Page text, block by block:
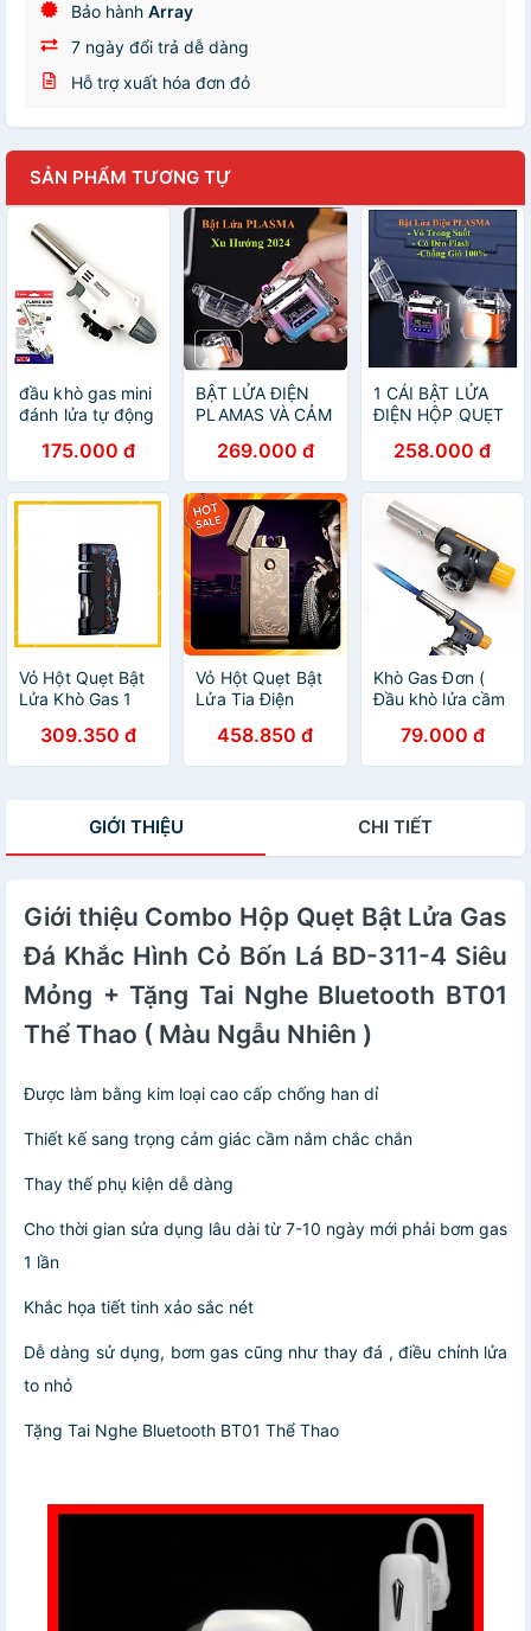
Bảo hành Array
7 ngày đổi trả dễ dàng
Hỗ trợ xuất hóa đơn đỏ
SẢN PHẨM TƯƠNG TỰ
đầu khò gas mini
đánh lửa tự động
175.000 đ
BẬT LỬA ĐIỆN
PLAMAS VÀ CẢM
CÓ ĐÈN LED
CHỐNG NƯỚC
PIN KHỦNG
SANG TRỌNG
ĐẸP CHẤT
LƯỢNG
269.000 đ
1 CÁI BẬT LỬA
ĐIỆN HỘP QUẸT
SẠC ĐIỆN CÓ
ĐÈN CHỐNG
NƯỚC SANG
TRỌNG ĐẸP
CHẤT LƯỢNG
258.000 đ
Vỏ Hột Quẹt Bật
Lửa Khò Gas 1
Kiêm Đục Tiện
Dụng Honest
309.350 đ
Vỏ Hột Quẹt Bật
Lửa Tia Điện
ZB 308B Hình
Rồng Đẹp Độc Lạ
458.850 đ
Khò Gas Đơn (
Đầu khò lửa cầm
gas mini Tiện
Dụng )
79.000 đ
GIỚI THIỆU CHI TIẾT
Giới thiệu Combo Hộp Quẹt Bật Lửa Gas
Đá Khắc Hình Cỏ Bốn Lá BD-311-4 Siêu
Mỏng + Tặng Tai Nghe Bluetooth BT01
Thể Thao ( Màu Ngẫu Nhiên )
Được làm bằng kim loại cao cấp chống han dỉ
Thiết kế sang trọng cảm giác cầm nắm chắc chắn
Thay thế phụ kiện dễ dàng
Cho thời gian sửa dụng lâu dài từ 7-10 ngày mới phải bơm gas
1 lần
Khắc họa tiết tinh xảo sắc nét
Dễ dàng sử dụng, bơm gas cũng như thay đá , điều chỉnh lửa
to nhỏ
Tặng Tai Nghe Bluetooth BT01 Thể Thao